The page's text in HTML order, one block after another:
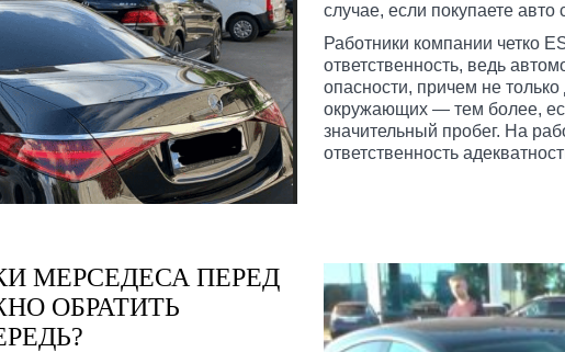
случае, если покупаете
Работники компании четко
ответственность, ведь
опасности, причем не
окружающих — тем более,
значительный пробег. На
ответственность
МЕРСЕДЕСА ПЕРЕД
ОБРАТИТЬ